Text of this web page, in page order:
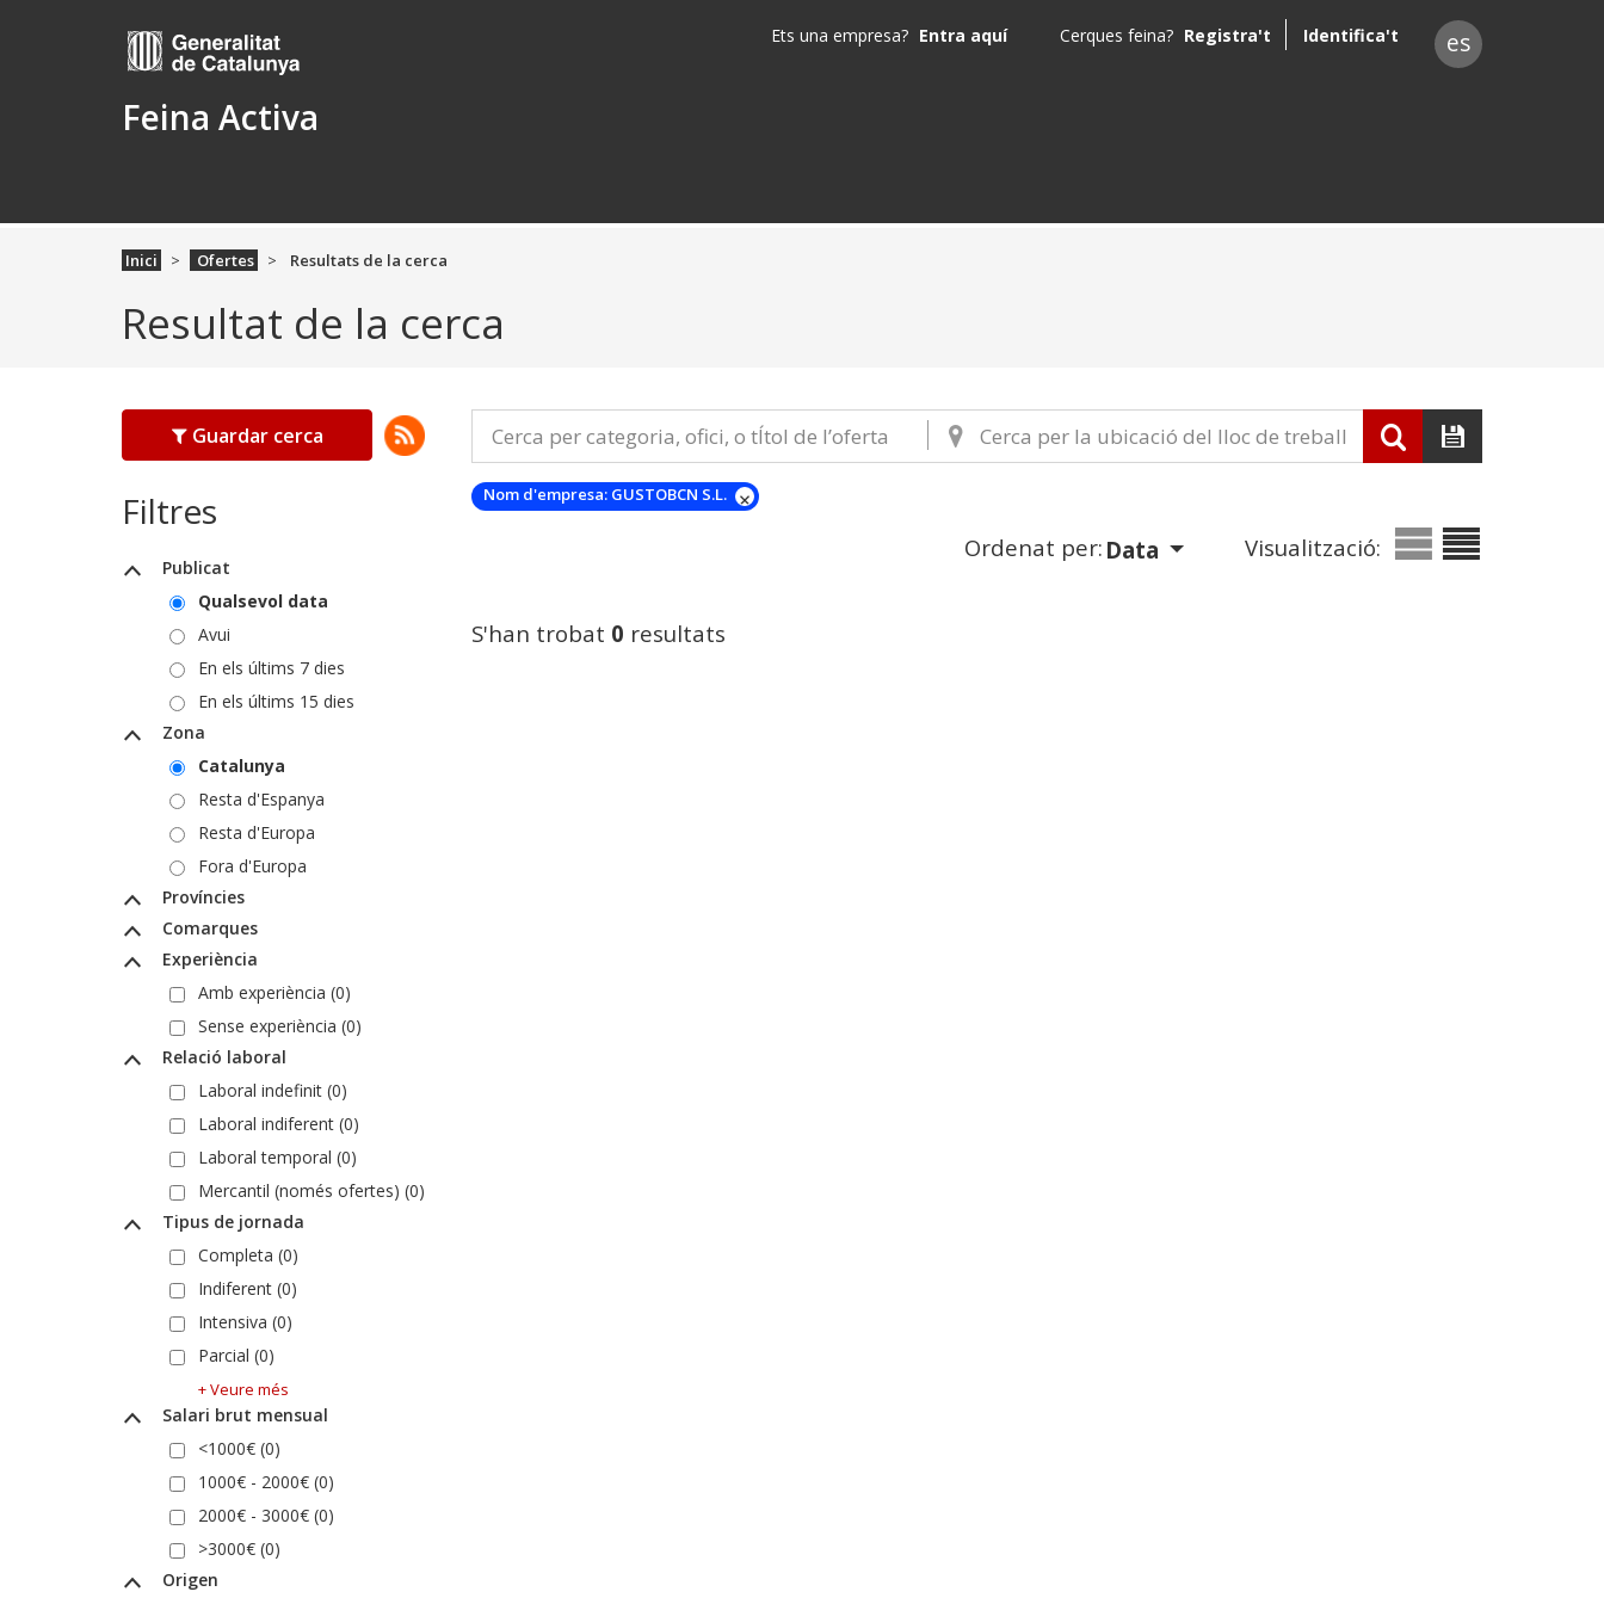
Feina Activa
Ets una empresa? Entra aquí Cerques feina? Registra't Identifica't es
Inici Ofertes Resultats de la cerca
Resultat de la cerca
Guardar cerca
Filtres
Publicat
Qualsevol data
Avui
En els últims 7 dies
En els últims 15 dies
Zona
Catalunya
Resta d'Espanya
Resta d'Europa
Fora d'Europa
Províncies
Comarques
Experiència
Amb experiència (0)
Sense experiència (0)
Relació laboral
Laboral indefinit (0)
Laboral indiferent (0)
Laboral temporal (0)
Mercantil (només ofertes) (0)
Tipus de jornada
Completa (0)
Indiferent (0)
Intensiva (0)
Parcial (0)
+ Veure més
Salari brut mensual
<1000€ (0)
1000€ - 2000€ (0)
2000€ - 3000€ (0)
>3000€ (0)
Origen
Nom d'empresa:GUSTOBCN S.L.
Ordenat per: Data Visualització:
S'han trobat 0 resultats